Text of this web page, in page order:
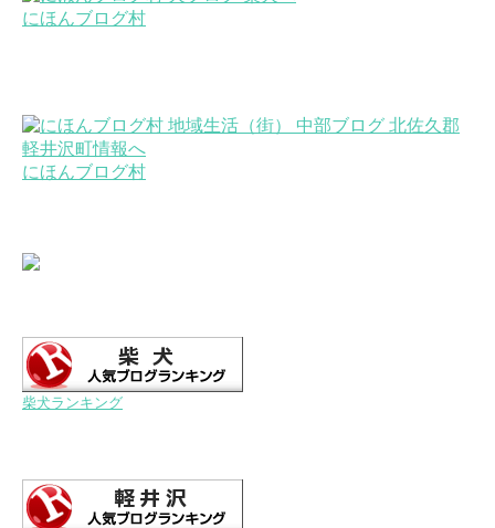
にほんブログ村
にほんブログ村
柴犬ランキング